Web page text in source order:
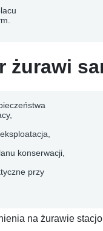
żurawi
konserwacji,
przy
na żurawie